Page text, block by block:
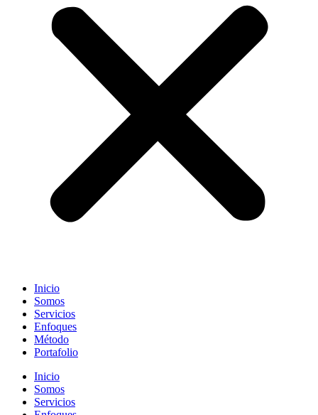
Inicio
Somos
Servicios
Enfoques
Método
Portafolio
Inicio
Somos
Servicios